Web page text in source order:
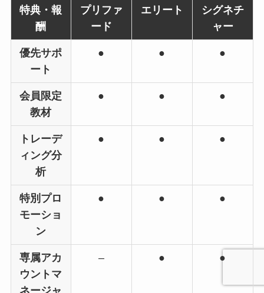
特典・報
酬
プリファ
ード
エリート
シグネチ
ャー
優先サポ
ート
● ● ●
会員限定
教材
● ● ●
トレーデ
ィング分
析
● ● ●
特別プロ
モーショ
ン
● ● ●
専属アカ
ウントマ
– ● ●